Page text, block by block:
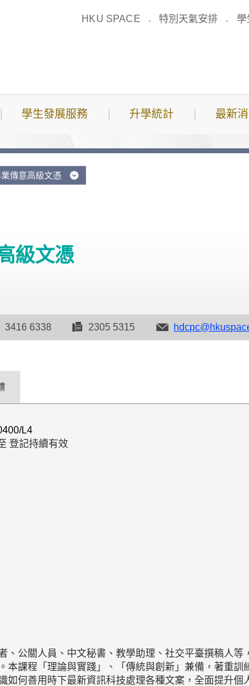
HKU SPACE 特別天氣安排 學
學生發展服務 升學統計 最新
傳意高級文憑
級文憑
3416 6338 2305 5315
L4
登記持續有效
、公關人員、中文秘書、教學助理、社交平臺撰稿人等
本課程「理論與實踐」、「傳統與創新」兼備，著重訓
如何善用時下最新資訊科技處理各種文案，全面提升